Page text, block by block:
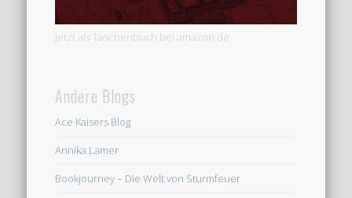
Jetzt als Taschenbuch bei amazon.de
Andere Blogs
Ace Kaisers Blog
Annika Lamer
Bookjourney – Die Welt von Sturmfeuer